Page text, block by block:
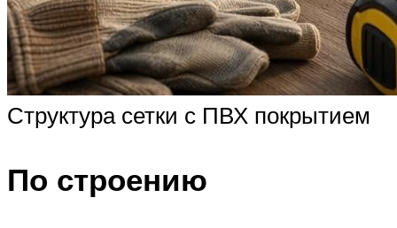
Структура сетки с ПВХ покрытием
По строению